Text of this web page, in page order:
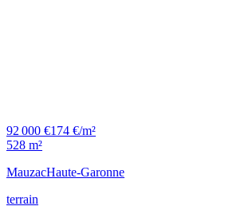
92 000 €174 €/m²
528 m²
MauzacHaute-Garonne
terrain